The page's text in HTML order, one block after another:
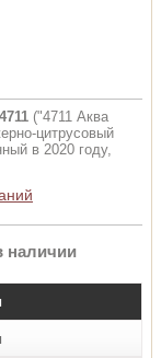
("4711 Аква
цитрусовый
в 2020 году,
наличии